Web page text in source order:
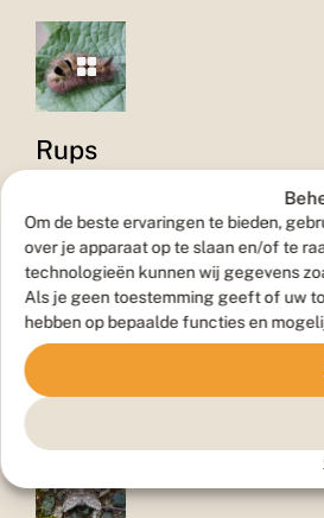
Om de beste ervaringen te bieden,
over je apparaat op te slaan en/of te
technologieën kunnen wij gegevens
Als je geen toestemming geeft of uw
hebben op bepaalde functies en
Rups
Pop